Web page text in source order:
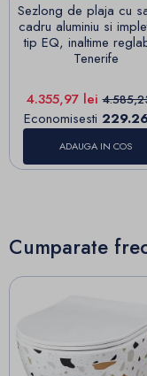
Sezlong de plaja cu
cadru aluminiu si
tip EQ, inaltime
Tenerife
Pret
4.355,97 leiPret de
Economisesti
ADAUGA IN COS
Cumparate